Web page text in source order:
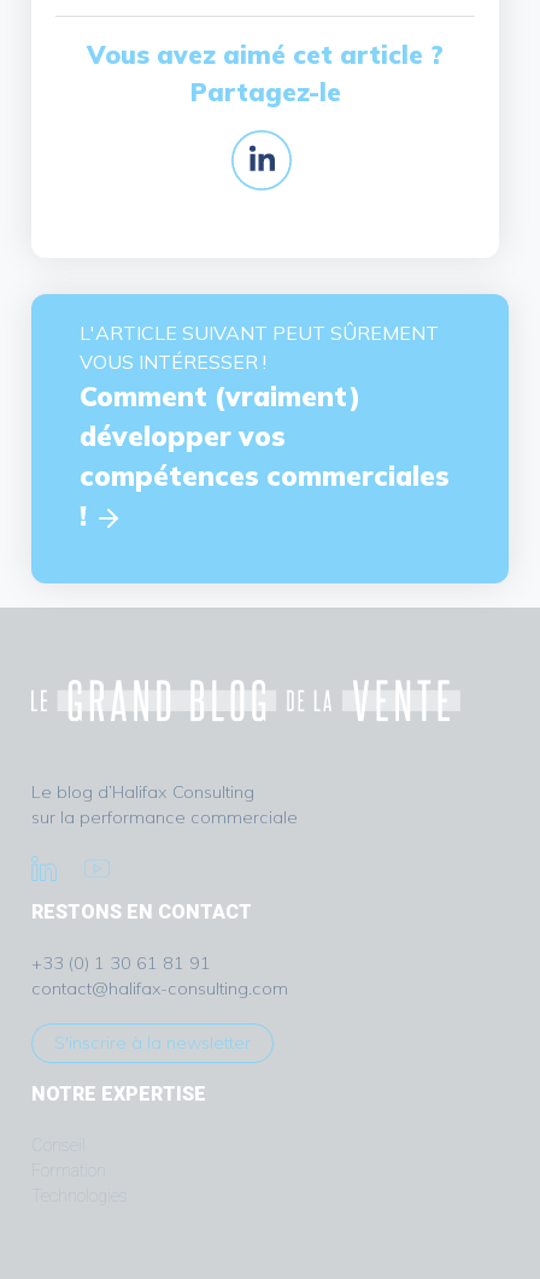
Vous avez aimé cet article ?
Partagez-le
L'ARTICLE SUIVANT PEUT SÛREMENT
VOUS INTÉRESSER !
Comment (vraiment)
développer vos
compétences commerciales
!
Le blog d’Halifax Consulting
sur la performance commerciale
RESTONS EN CONTACT
+33 (0) 1 30 61 81 91
contact@halifax-consulting.com
S'inscrire à la newsletter
NOTRE EXPERTISE
Conseil
Formation
Technologies